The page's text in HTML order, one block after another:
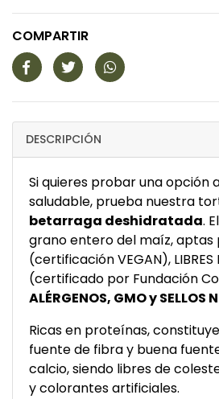
COMPARTIR
DESCRIPCIÓN
Si quieres probar una opción
saludable, prueba nuestra
betarraga deshidratada.
grano entero del maíz, aptas
(certificación VEGAN), LIBRES
(certificado por Fundación
ALÉRGENOS, GMO y SELLOS
Ricas en proteínas,
fuente de fibra y buena
calcio, siendo libres de
y colorantes artificiales.